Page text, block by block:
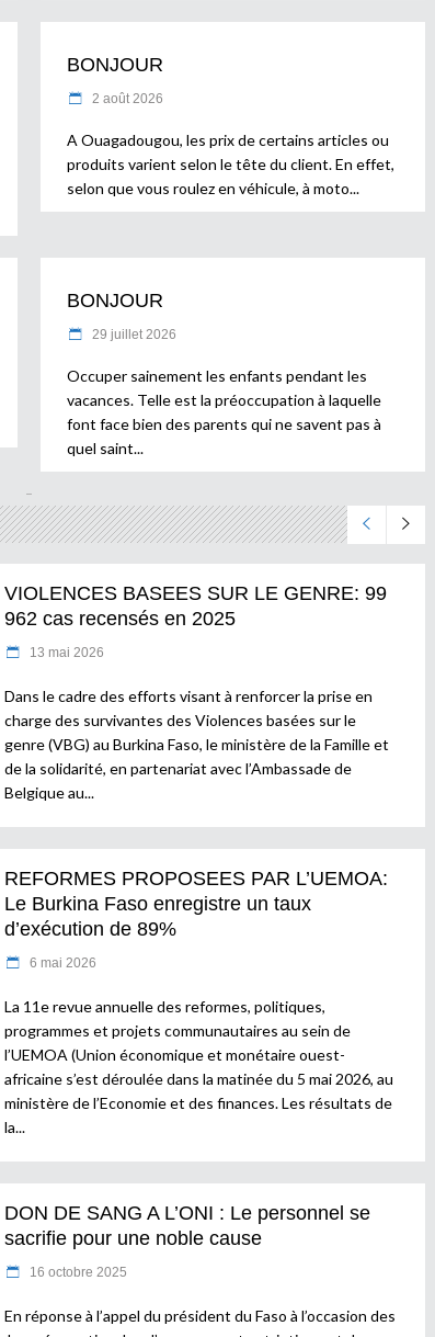
BONJOUR
2 août 2026
A Ouagadougou, les prix de certains articles ou
produits varient selon le tête du client. En effet,
selon que vous roulez en véhicule, à moto
BONJOUR
29 juillet 2026
Occuper sainement les enfants pendant les
vacances. Telle est la préoccupation à laquelle
font face bien des parents qui ne savent pas à
quel saint
VIOLENCES BASEES SUR LE GENRE: 99
962 cas recensés en 2025
13 mai 2026
Dans le cadre des efforts visant à renforcer la prise en
charge des survivantes des Violences basées sur le
genre (VBG) au Burkina Faso, le ministère de la Famille et
de la solidarité, en partenariat avec l’Ambassade de
Belgique au
REFORMES PROPOSEES PAR L’UEMOA:
Le Burkina Faso enregistre un taux
d’exécution de 89%
6 mai 2026
La 11e revue annuelle des reformes, politiques,
programmes et projets communautaires au sein de
l’UEMOA (Union économique et monétaire ouest-
africaine s’est déroulée dans la matinée du 5 mai 2026, au
ministère de l’Economie et des finances. Les résultats de
la
DON DE SANG A L’ONI : Le personnel se
sacrifie pour une noble cause
16 octobre 2025
En réponse à l’appel du président du Faso à l’occasion des